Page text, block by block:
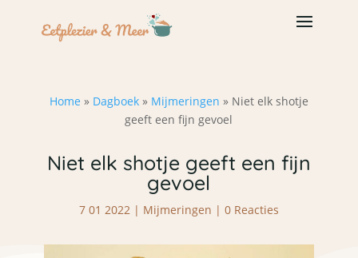
Home » Dagboek» Mijmeringen » Niet elk shotje
geeft een fijn gevoel
Niet elk shotje geeft een fijn
gevoel
7 01 2022| Mijmeringen | 0 Reacties